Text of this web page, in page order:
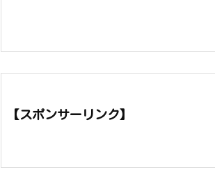
【スポンサーリンク】